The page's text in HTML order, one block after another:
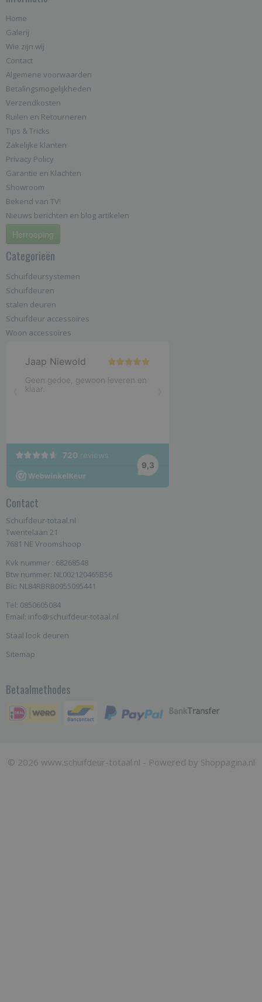
Home
Galerij
Wie zijn wij
Contact
Algemene voorwaarden
Betalingsmogelijkheden
Verzendkosten
Ruilen en Retourneren
Tips & Tricks
Zakelijke klanten
Privacy Policy
Garantie en Klachten
Showroom
Bekend van TV!
Nieuws berichten en blog artikelen
Herroeping
Categorieën
Schuifdeursystemen
Schuifdeuren
stalen deuren
Schuifdeur accessoires
Woon accessoires
Contact
Schuifdeur-totaal.nl
Twentelaan 21
7681 NE Vroomshoop
Kvk nummer : 68268548
Btw nummer: NL002120465B56
Bic: NL84RBRB0955095441
Tel: 0850605084
Email: info@schuifdeur-totaal.nl
Staal look deuren
Sitemap
Betaalmethodes
© 2026 www.schuifdeur-totaal.nl - Powered by Shoppagina.nl